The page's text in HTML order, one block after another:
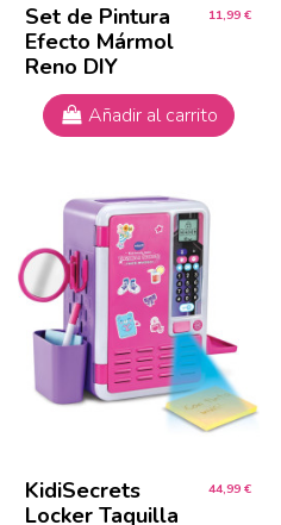
Set de Pintura
Efecto Mármol
Reno DIY
11,99 €
Añadir al carrito
KidiSecrets
Locker Taquilla
44,99 €